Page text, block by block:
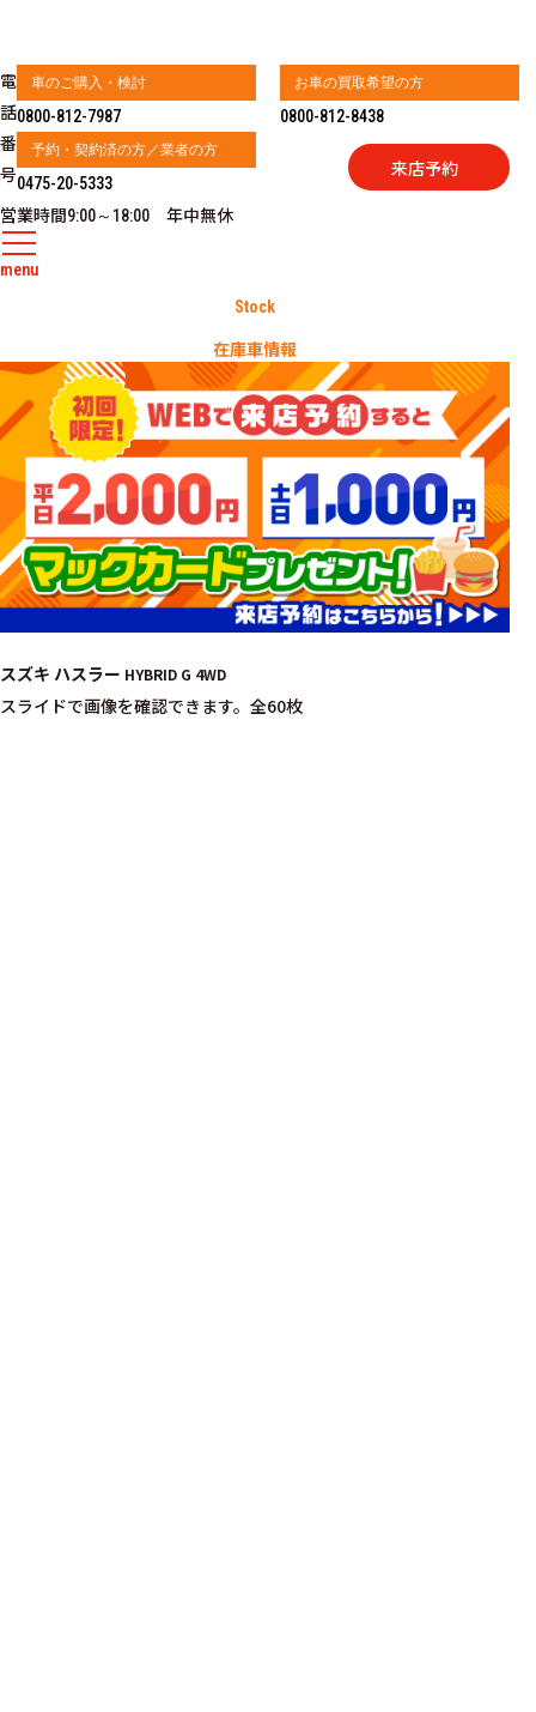
電
話
番
号
車のご購入・検討
0800-812-7987
お車の買取希望の方
0800-812-8438
予約・契約済の方／業者の方
0475-20-5333
営業時間9:00～18:00 年中無休
来店予約
menu
在庫車情報
Stock
スズキ ハスラー HYBRID G 4WD
スライドで画像を確認できます。 全60枚